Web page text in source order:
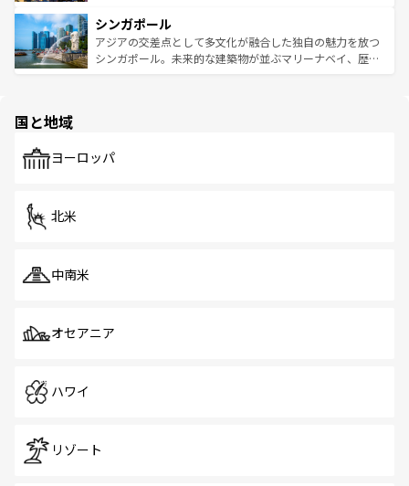
参照してほしい。
激する。気候は一年中温暖で、どの季節にも異なる楽しみ
が待っている。親しみやすいタイの人々、仏教を中心とし
た文化、そして多様な観光資源が、訪れる旅人を魅了し続
み、どこを訪れても感動するはず。観光スポットが密集し
ており、効率よく見どころを回れるのも魅力。息をのむよ
うな絶景から文化的な体験まで、香港を存分に楽しみ尽く
シンガポール
アジアの交差点として多文化が融合した独自の魅力を放つ
シンガポール。未来的な建築物が並ぶマリーナベイ、歴史
で、ホーカーズは地元の風情を楽しめる外せないスポット
国と地域
ヨーロッパ
北米
中南米
オセアニア
ハワイ
リゾート